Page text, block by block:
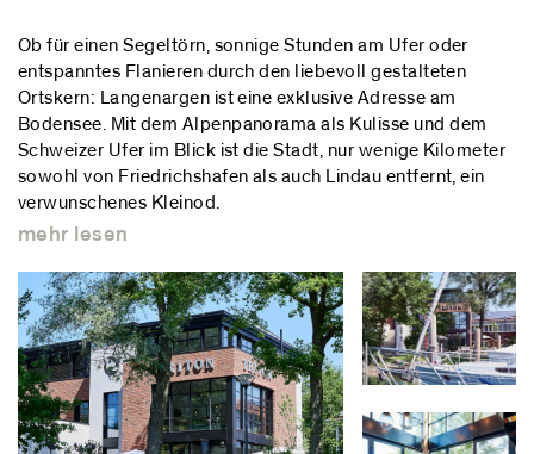
Ob für einen Segeltörn, sonnige Stunden am Ufer oder
entspanntes Flanieren durch den liebevoll gestalteten
Ortskern: Langenargen ist eine exklusive Adresse am
Bodensee. Mit dem Alpenpanorama als Kulisse und dem
Schweizer Ufer im Blick ist die Stadt, nur wenige Kilometer
sowohl von Friedrichshafen als auch Lindau entfernt, ein
verwunschenes Kleinod.
mehr lesen